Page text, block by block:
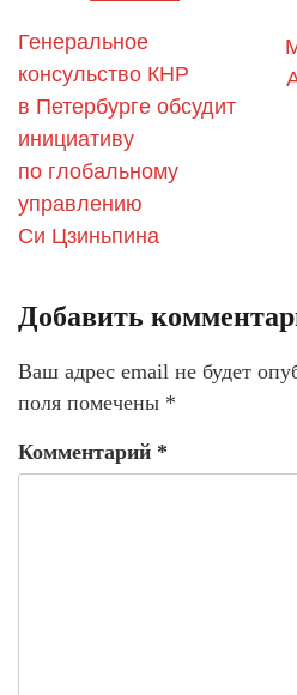
Генеральное
консульство КНР
в Петербурге обсудит
инициативу
по глобальному
управлению
Си Цзиньпина
Добавить
Ваш адрес email не будет
поля помечены *
Комментарий *